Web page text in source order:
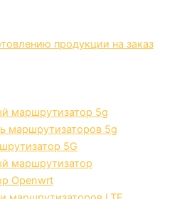
продукции на заказ
маршрутизатор 5g
маршрутизаторов 5g
5G
маршрутизатор
Openwrt